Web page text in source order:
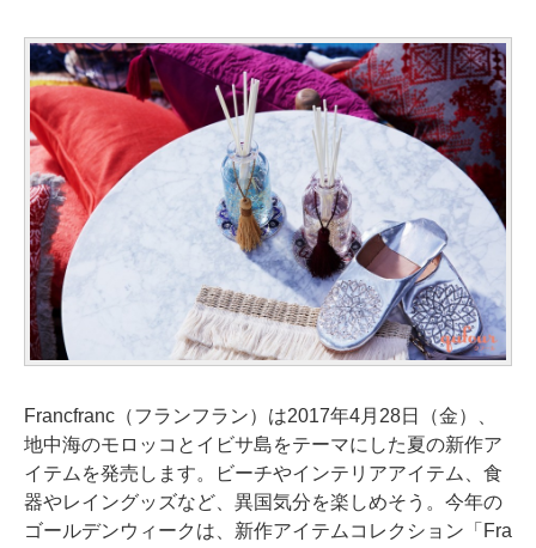
Francfranc（フランフラン）は2017年4月28日（金）、
地中海のモロッコとイビサ島をテーマにした夏の新作ア
イテムを発売します。ビーチやインテリアアイテム、食
器やレイングッズなど、異国気分を楽しめそう。今年の
ゴールデンウィークは、新作アイテムコレクション「Fra